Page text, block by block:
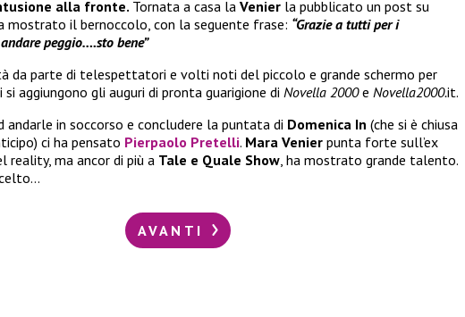
alla fronte. Tornata a casa la Venier la pubblicato un post su
mostrato il bernoccolo, con la seguente frase: “Grazie a tutti per i
peggio….sto bene”
da parte di telespettatori e volti noti del piccolo e grande schermo per
si aggiungono gli auguri di pronta guarigione di Novella 2000e Novella2000.it.
andarle in soccorso e concludere la puntata di Domenica In (che si è chiusa
ci ha pensato Pierpaolo Pretelli. Mara Venier punta forte sull’ex
reality, ma ancor di più a Tale e Quale Show, ha mostrato grande talento.
AVANTI